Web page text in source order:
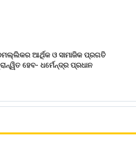
ଆର୍ଥିକ ଓ ସାମାଜିକ ପ୍ରଗତି
ହେବ- ଧର୍ମେନ୍ଦ୍ର ପ୍ରଧାନ